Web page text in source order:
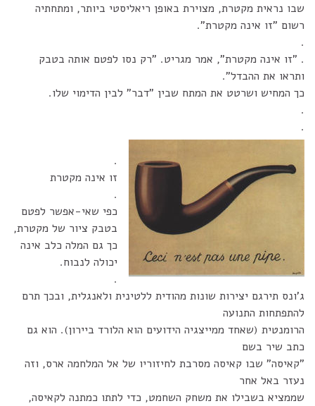
שבו נראית מקטרת, מצוירת באופן ריאליסטי ביותר, ומתחתיה
רשום "זו אינה מקטרת".
.
. "זו אינה מקטרת", אמר מגריט. "רק נסו לפטם אותה בטבק
ותראו את ההבדל".
כך המחיש ושרטט את המתח שבין "דבר" לבין הדימוי שלו.
.
.
.
זו אינה מקטרת
.
כפי שאי-אפשר לפטם
בטבק ציור של מקטרת,
כך גם המלה כלב אינה
יכולה לנבוח.
.
ג'ונס תירגם יצירות שונות מהודית ללטינית ולאנגלית, ובכך תרם
להתפתחות התנועה
הרומנטית (שאחד ממייצגיה הידועים הוא הלורד ביירון). הוא גם
כתב שיר בשם
"קאיסה" שבו קאיסה מסרבת לחיזוריו של אל המלחמה ארס, וזה
נעזר באל אחר
שממציא בשבילו את משחק השחמט, כדי לתתו כמתנה לקאיסה,